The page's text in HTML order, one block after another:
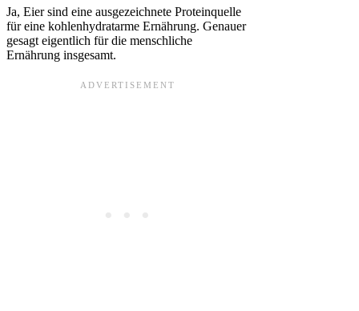
Ja, Eier sind eine ausgezeichnete Proteinquelle
für eine kohlenhydratarme Ernährung. Genauer
gesagt eigentlich für die menschliche
Ernährung insgesamt.